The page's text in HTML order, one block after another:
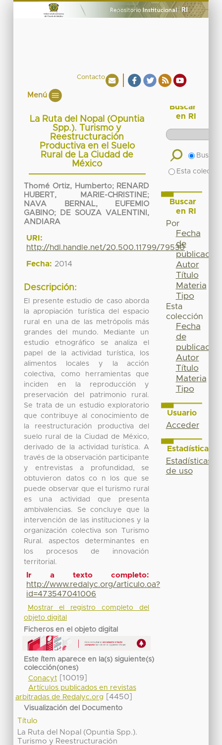
Contacto
Menú
La Ruta del Nopal (Opuntia
Spp.). Turismo y
Reestructuración
Productiva en el Suelo
Rural de La Ciudad de
México
Thomé Ortiz, Humberto; RENARD
HUBERT, MARIE-CHRISTINE;
NAVA BERNAL, EUFEMIO
GABINO;
DE SOUZA VALENTINI,
ANDIARA
URI:
http://hdl.handle.net/20.500.11799/79530
Fecha: 2014
Descripción:
El presente estudio de caso aborda
la apropiación turística del espacio
rural en una de las metrópolis más
grandes del mundo. Mediante un
estudio etnográfico se analiza el
papel de la actividad turística, los
alimentos locales y la acción
colectiva, como herramientas que
inciden en la reproducción y
preservación del patrimonio rural.
Se trata de un estudio exploratorio
que contribuye al conocimiento de
la reestructuración productiva del
suelo rural de la Ciudad de México,
derivado de la actividad turística. A
través de la observación participante
y entrevistas a profundidad, se
obtuvieron datos co n los que se
puede observar que el turismo rural
es una actividad que presenta
ambivalencias. Se concluye que la
intervención de las instituciones y la
organización colectiva son Turismo
Rural. aspectos determinantes en
los procesos de innovación
territorial.
Ir a texto completo:
http://www.redalyc.org/articulo.oa?
id=473547041006
Mostrar el registro completo del
objeto digital
Ficheros en el objeto digital
Este ítem aparece en la(s) siguiente(s)
colección(ones)
Conacyt[10019]
Artículos publicados en revistas
arbitradas de Redalyc.org
[4450]
Visualización del Documento
Título
La Ruta del Nopal (Opuntia Spp.).
Turismo y Reestructuración
Buscar
en RI
Buscar
Esta
Buscar
en RI
Por
Fecha
de
publicación
Autor
Título
Materia
Tipo
Esta
colección
Fecha
de
publicación
Autor
Título
Materia
Tipo
Usuario
Acceder
Estadísticas
Estadísticas
de uso